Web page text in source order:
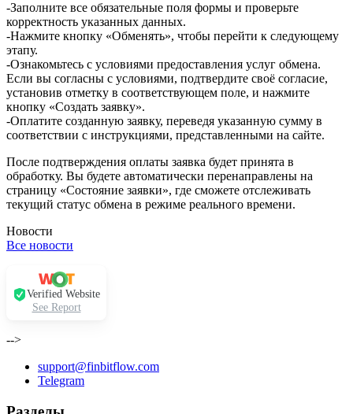
-Заполните все обязательные поля формы и проверьте
корректность указанных данных.
-Нажмите кнопку «Обменять», чтобы перейти к следующему
этапу.
-Ознакомьтесь с условиями предоставления услуг обмена.
Если вы согласны с условиями, подтвердите своё согласие,
установив отметку в соответствующем поле, и нажмите
кнопку «Создать заявку».
-Оплатите созданную заявку, переведя указанную сумму в
соответствии с инструкциями, представленными на сайте.
После подтверждения оплаты заявка будет принята в
обработку. Вы будете автоматически перенаправлены на
страницу «Состояние заявки», где сможете отслеживать
текущий статус обмена в режиме реального времени.
Новости
Все новости
Verified Website
See Report
-->
support@finbitflow.com
Telegram